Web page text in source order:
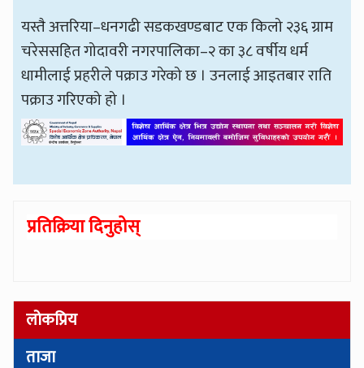
यस्तै अत्तरिया–धनगढी सडकखण्डबाट एक किलो २३६ ग्राम
चरेससहित गोदावरी नगरपालिका–२ का ३८ वर्षीय धर्म
धामीलाई प्रहरीले पक्राउ गरेको छ । उनलाई आइतबार राति
पक्राउ गरिएको हो ।
प्रतिक्रिया दिनुहोस्
लोकप्रिय
ताजा